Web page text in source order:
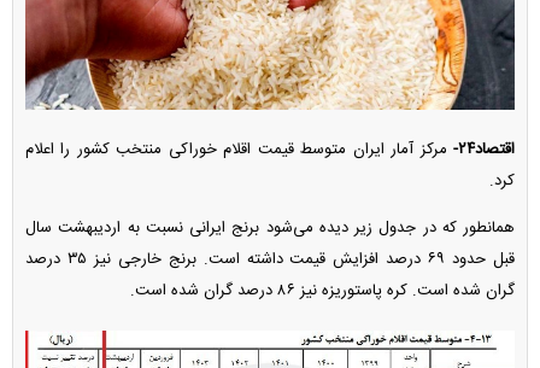
اقتصاد۲۴-
مرکز آمار ایران متوسط قیمت اقلام خوراکی منتخب کشور را اعلام
کرد.
همانطور که در جدول زیر دیده می‌شود برنج ایرانی نسبت به اردیبهشت سال
قبل حدود ۶۹ درصد افزایش قیمت داشته است. برنج خارجی نیز ۳۵ درصد
گران شده است. کره پاستوریزه نیز ۸۶ درصد گران شده است.